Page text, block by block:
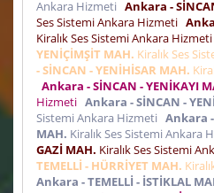
Ankara Hizmeti Ankara -
Ses Sistemi Ankara Hizmeti
Kiralık Ses Sistemi Ankara Hizmeti
YENİÇİMŞİT MAH. Kiralık Ses
- SİNCAN - YENİHİSAR MAH.
Ankara - SİNCAN - YENİKAYI
Hizmeti Ankara - SİNCAN -
Sistemi Ankara Hizmeti Ankara -
MAH. Kiralık Ses Sistemi Ankara
GAZİ MAH. Kiralık Ses Sistemi
TEMELLİ - HÜRRİYET MAH.
Ankara - TEMELLİ - İSTİKLAL